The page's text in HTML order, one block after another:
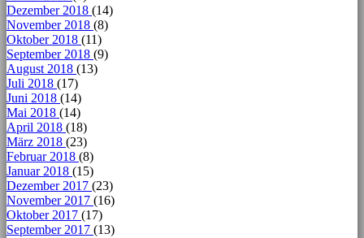
Dezember 2018 (14)
November 2018 (8)
Oktober 2018 (11)
September 2018 (9)
August 2018 (13)
Juli 2018 (17)
Juni 2018 (14)
Mai 2018 (14)
April 2018 (18)
März 2018 (23)
Februar 2018 (8)
Januar 2018 (15)
Dezember 2017 (23)
November 2017 (16)
Oktober 2017 (17)
September 2017 (13)